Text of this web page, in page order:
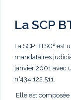
La SCP
La SCP BTSG²
mandataires
janvier 2001 avec
n°434.122.511.
Elle est